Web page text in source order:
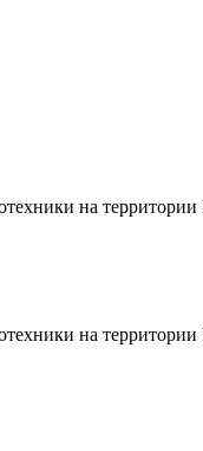
на
на